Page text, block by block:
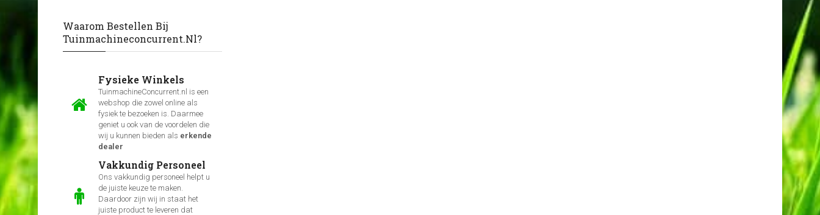
Waarom Bestellen Bij
Tuinmachineconcurrent.nl?
Fysieke Winkels
TuinmachineConcurrent.nl is een
webshop die zowel online als
fysiek te bezoeken is. Daarmee
geniet u ook van de voordelen die
wij u kunnen bieden als erkende
dealer
Vakkundig Personeel
Ons vakkundig personeel helpt u
de juiste keuze te maken.
Daardoor zijn wij in staat het
juiste product te leveren dat